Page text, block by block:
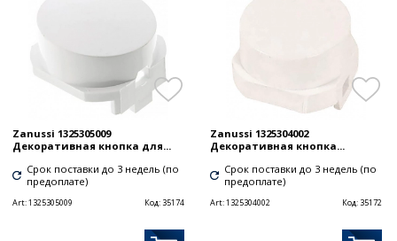
Zanussi 1325305009
Декоративная кнопка для...
Срок поставки до 3 недель (по
предоплате)
Art:1325305009 Код: 35174
Zanussi 1325304002
Декоративная кнопка...
Срок поставки до 3 недель (по
предоплате)
Art:1325304002 Код: 35172